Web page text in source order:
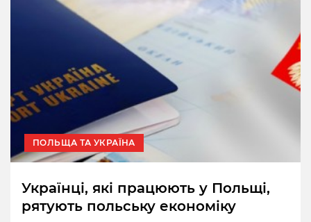
ПОЛЬЩА ТА УКРАЇНА
Українці, які працюють у Польщі,
рятують польську економіку